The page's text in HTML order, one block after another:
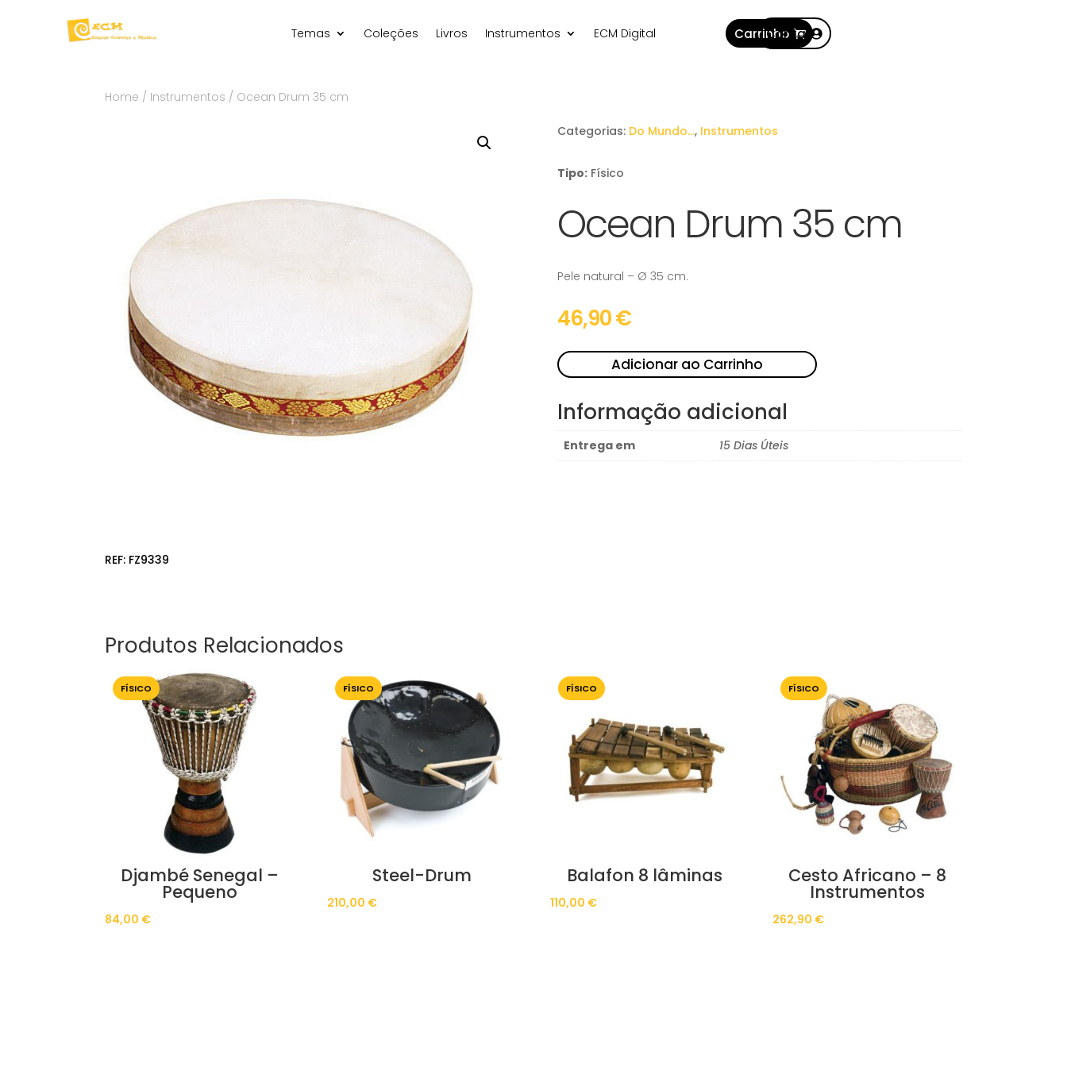
Temas Coleções Livros Instrumentos ECM Digital Carrinho
Conta
Home / Instrumentos / Ocean Drum 35 cm
REF: FZ9339
Categorias: Do Mundo…, Instrumentos
Tipo: Físico
Ocean Drum 35 cm
Pele natural – Ø 35 cm.
46,90€
Adicionar ao Carrinho
Informação adicional
Entrega em 15 Dias Úteis
Produtos Relacionados
FÍSICO
Djambé Senegal –
Pequeno
84,00 €
FÍSICO
Steel-Drum
210,00 €
FÍSICO
Balafon 8 lâminas
110,00 €
FÍSICO
Cesto Africano – 8
Instrumentos
262,90 €